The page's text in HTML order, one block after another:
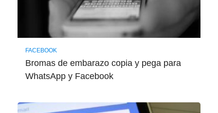
FACEBOOK
Bromas de embarazo copia y pega para
WhatsApp y Facebook